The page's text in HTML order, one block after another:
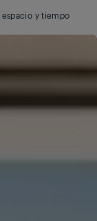
espacio y tiempo